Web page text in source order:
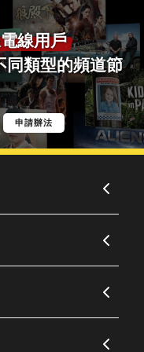
線用戶
同類型的頻道節
申請辦法